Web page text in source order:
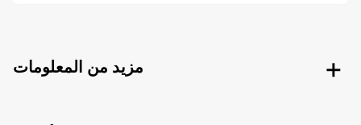
مزيد من المعلومات